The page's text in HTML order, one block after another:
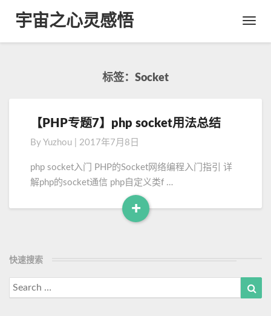
Toggle
宇宙之心灵感悟
标签：socket
P
P
专
p
c
【PHP专题7】php socket用法总结
By Yuzhou 2017年7月8日
php socket入门 PHP的Socket网络编程入门指引 详
解php的socket通信 php自定义类f …
+
R
o
快速搜索
Search
for: